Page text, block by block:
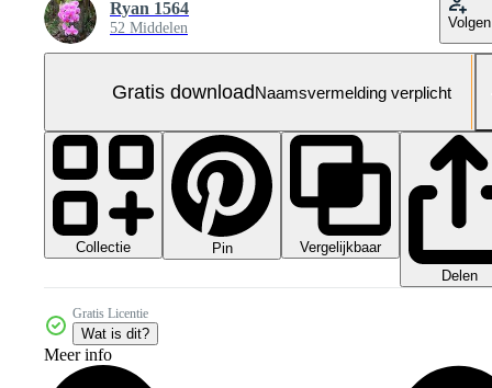
Ryan 1564
52 Middelen Volgen
Gratis downloadNaamsvermelding verplicht
Collectie Pin
Vergelijkbaar
Delen
Gratis Licentie
Wat is dit?
Meer info